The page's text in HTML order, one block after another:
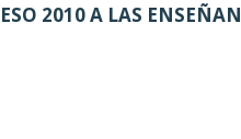
2010 A LAS